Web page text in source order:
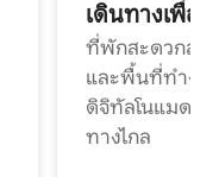
เดินทางเพื่อ
ที่พักสะดวกสบ
และพื้นที่ทำงา
ดิจิทัลโนแมดแ
ทางไกล